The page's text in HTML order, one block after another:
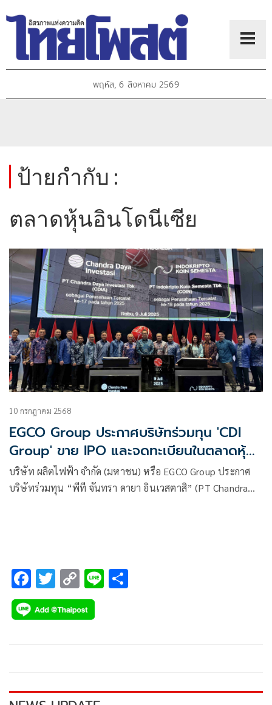
พฤหัส, 6 สิงหาคม 2569
ป้ายกำกับ :
ตลาดหุ้นอินโดนีเซีย
10 กรกฎาคม 2568
EGCO Group ประกาศบริษัทร่วมทุน 'CDI
Group' ขาย IPO และจดทะเบียนในตลาดหุ้น
อินโดนีเซียอย่างเป็นทางการ
บริษัท ผลิตไฟฟ้า จำกัด (มหาชน) หรือ EGCO Group ประกาศ
บริษัทร่วมทุน “พีที จันทรา ดายา อินเวสตาสิ” (PT Chandra
ฐานในเอเชียตะวันออกเฉียงใต้
F
ac
e
k
T
wi
tt
C
o
p
k
Li